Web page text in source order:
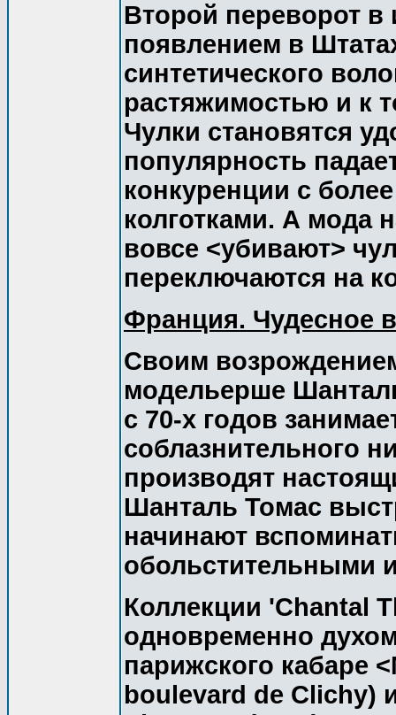
Второй переворот в
появлением в
синтетического
растяжимостью и к
Чулки становятся
популярность
конкуренции с
колготками. А мода
вовсе <убивают>
переключаются на
Франция. Чудесное
Своим
модельерше
с 70-х годов
соблазнительного
производят
Шанталь Томас
начинают
обольстительными
Коллекции 'Chantal
одновременно
парижского кабаре
boulevard de Clichy)